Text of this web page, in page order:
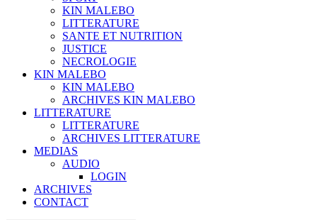
KIN MALEBO
LITTERATURE
SANTE ET NUTRITION
JUSTICE
NECROLOGIE
KIN MALEBO
KIN MALEBO
ARCHIVES KIN MALEBO
LITTERATURE
LITTERATURE
ARCHIVES LITTERATURE
MEDIAS
AUDIO
LOGIN
ARCHIVES
CONTACT